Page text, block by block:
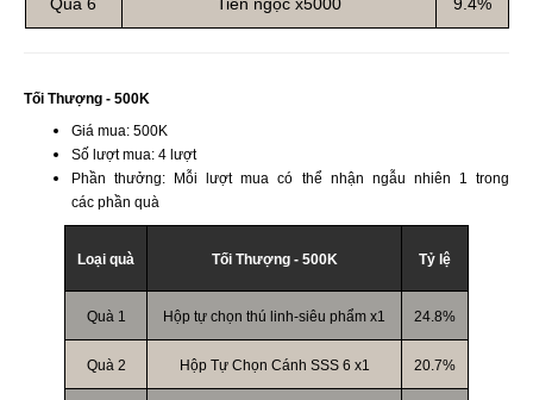
Tối Thượng - 500K
Giá mua: 500K
Số lượt mua: 4 lượt
Phần thưởng: Mỗi lượt mua có thể nhận ngẫu nhiên 1 trong
các phần quà
Loại quà Tối Thượng - 500K Tỷ lệ
Quà 1 Hộp tự chọn thú linh-siêu phẩm x1 24.8%
Quà 2 Hộp Tự Chọn Cánh SSS 6 x1 20.7%